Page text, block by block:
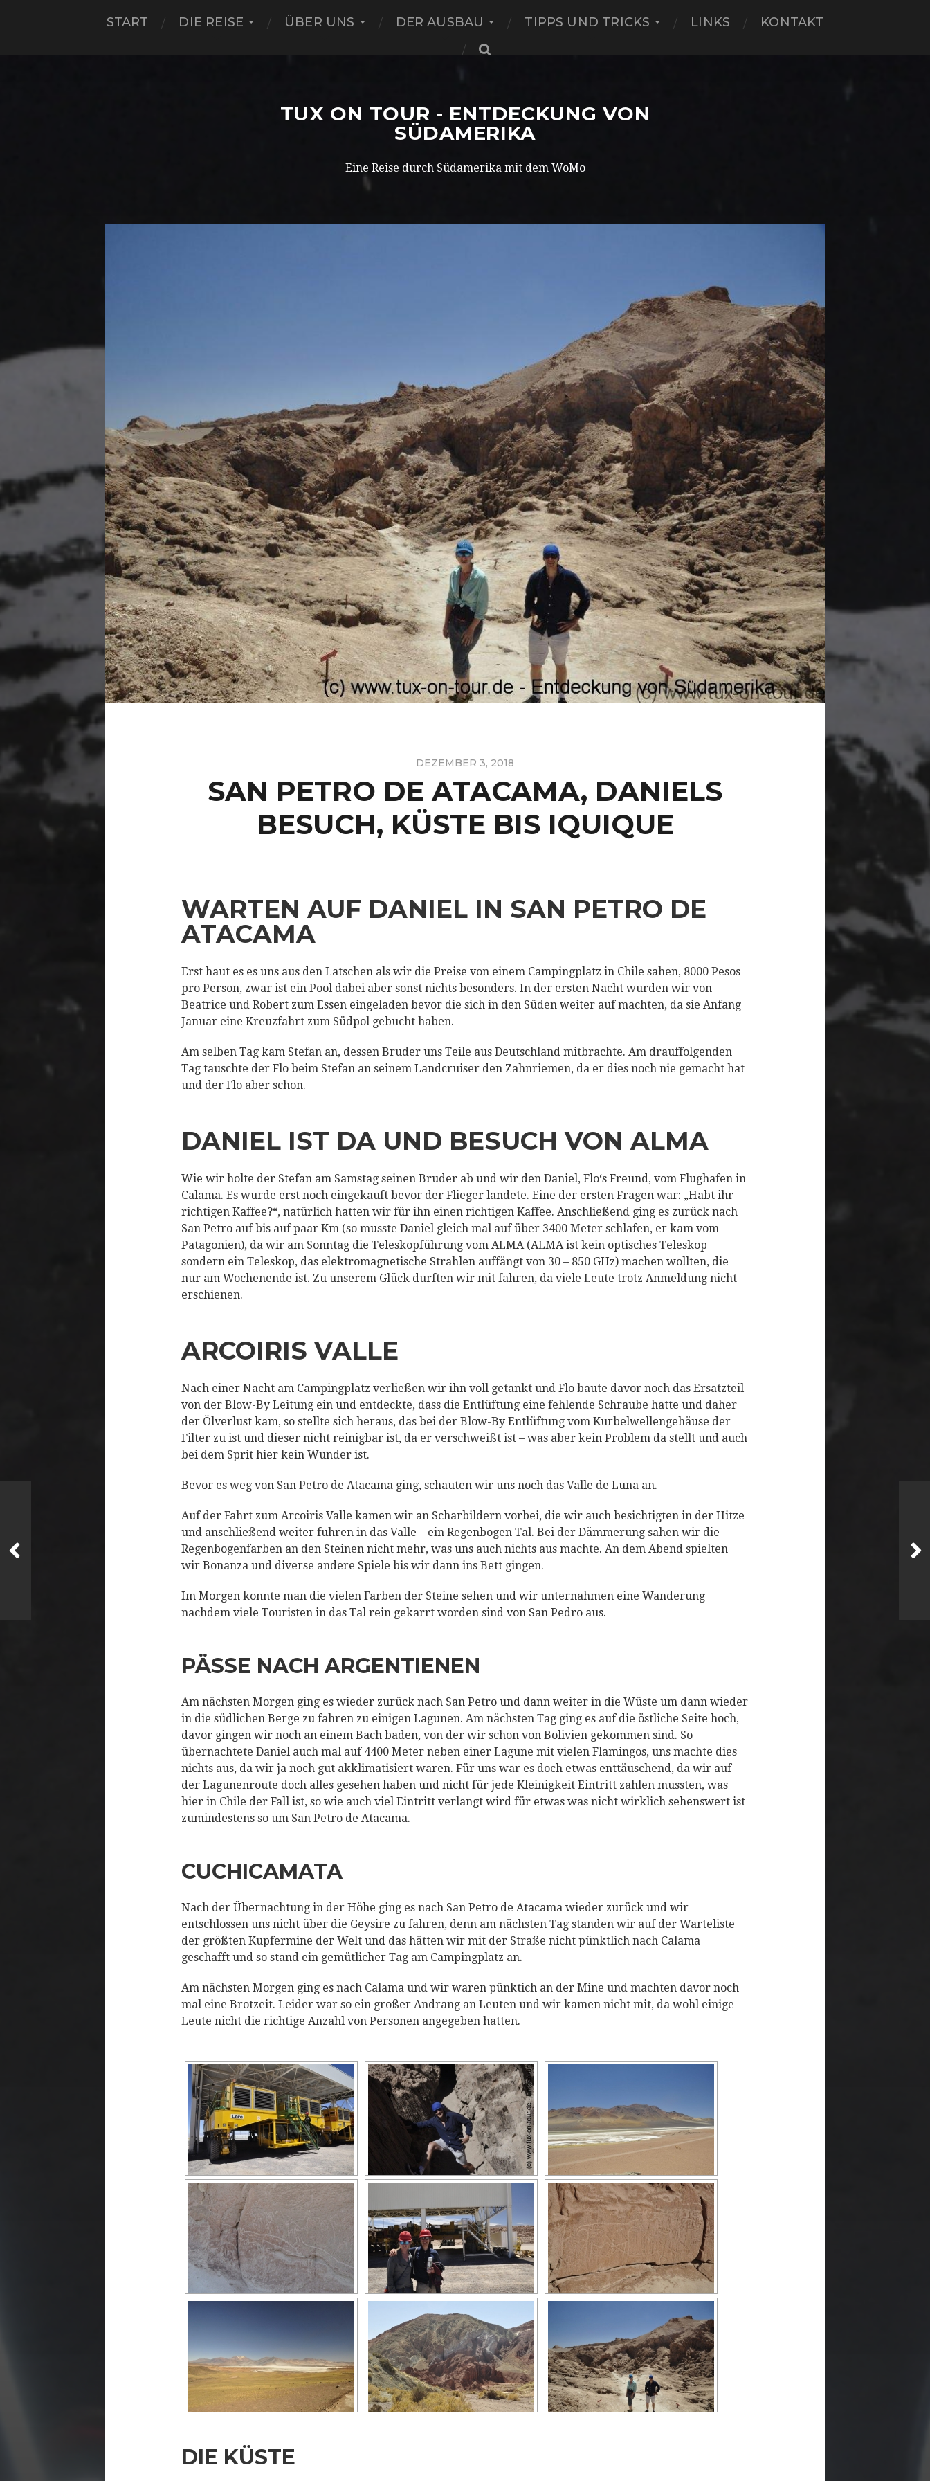
START DIE REISE ÜBER UNS DER AUSBAU TIPPS UND TRICKS LINKS KONTAKT
TUX ON TOUR - ENTDECKUNG VON
SÜDAMERIKA
Eine Reise durch Südamerika mit dem WoMo
DEZEMBER 3, 2018
SAN PETRO DE ATACAMA, DANIELS
BESUCH, KÜSTE BIS IQUIQUE
WARTEN AUF DANIEL IN SAN PETRO DE
ATACAMA
Erst haut es es uns aus den Latschen als wir die Preise von einem Campingplatz in Chile sahen, 8000 Pesos
pro Person, zwar ist ein Pool dabei aber sonst nichts besonders. In der ersten Nacht wurden wir von
Beatrice und Robert zum Essen eingeladen bevor die sich in den Süden weiter auf machten, da sie Anfang
Januar eine Kreuzfahrt zum Südpol gebucht haben.
Am selben Tag kam Stefan an, dessen Bruder uns Teile aus Deutschland mitbrachte. Am drauffolgenden
Tag tauschte der Flo beim Stefan an seinem Landcruiser den Zahnriemen, da er dies noch nie gemacht hat
und der Flo aber schon.
DANIEL IST DA UND BESUCH VON ALMA
Wie wir holte der Stefan am Samstag seinen Bruder ab und wir den Daniel, Flo‘s Freund, vom Flughafen in
Calama. Es wurde erst noch eingekauft bevor der Flieger landete. Eine der ersten Fragen war: „Habt ihr
richtigen Kaffee?“, natürlich hatten wir für ihn einen richtigen Kaffee. Anschließend ging es zurück nach
San Petro auf bis auf paar Km (so musste Daniel gleich mal auf über 3400 Meter schlafen, er kam vom
Patagonien), da wir am Sonntag die Teleskopführung vom ALMA (ALMA ist kein optisches Teleskop
sondern ein Teleskop, das elektromagnetische Strahlen auffängt von 30 – 850 GHz) machen wollten, die
nur am Wochenende ist. Zu unserem Glück durften wir mit fahren, da viele Leute trotz Anmeldung nicht
erschienen.
ARCOIRIS VALLE
Nach einer Nacht am Campingplatz verließen wir ihn voll getankt und Flo baute davor noch das Ersatzteil
von der Blow-By Leitung ein und entdeckte, dass die Entlüftung eine fehlende Schraube hatte und daher
der Ölverlust kam, so stellte sich heraus, das bei der Blow-By Entlüftung vom Kurbelwellengehäuse der
Filter zu ist und dieser nicht reinigbar ist, da er verschweißt ist – was aber kein Problem da stellt und auch
bei dem Sprit hier kein Wunder ist.
Bevor es weg von San Petro de Atacama ging, schauten wir uns noch das Valle de Luna an.
Auf der Fahrt zum Arcoiris Valle kamen wir an Scharbildern vorbei, die wir auch besichtigten in der Hitze
und anschließend weiter fuhren in das Valle – ein Regenbogen Tal. Bei der Dämmerung sahen wir die
Regenbogenfarben an den Steinen nicht mehr, was uns auch nichts aus machte. An dem Abend spielten
wir Bonanza und diverse andere Spiele bis wir dann ins Bett gingen.
Im Morgen konnte man die vielen Farben der Steine sehen und wir unternahmen eine Wanderung
nachdem viele Touristen in das Tal rein gekarrt worden sind von San Pedro aus.
PÄSSE NACH ARGENTIENEN
Am nächsten Morgen ging es wieder zurück nach San Petro und dann weiter in die Wüste um dann wieder
in die südlichen Berge zu fahren zu einigen Lagunen. Am nächsten Tag ging es auf die östliche Seite hoch,
davor gingen wir noch an einem Bach baden, von der wir schon von Bolivien gekommen sind. So
übernachtete Daniel auch mal auf 4400 Meter neben einer Lagune mit vielen Flamingos, uns machte dies
nichts aus, da wir ja noch gut akklimatisiert waren. Für uns war es doch etwas enttäuschend, da wir auf
der Lagunenroute doch alles gesehen haben und nicht für jede Kleinigkeit Eintritt zahlen mussten, was
hier in Chile der Fall ist, so wie auch viel Eintritt verlangt wird für etwas was nicht wirklich sehenswert ist
zumindestens so um San Petro de Atacama.
CUCHICAMATA
Nach der Übernachtung in der Höhe ging es nach San Petro de Atacama wieder zurück und wir
entschlossen uns nicht über die Geysire zu fahren, denn am nächsten Tag standen wir auf der Warteliste
der größten Kupfermine der Welt und das hätten wir mit der Straße nicht pünktlich nach Calama
geschafft und so stand ein gemütlicher Tag am Campingplatz an.
Am nächsten Morgen ging es nach Calama und wir waren pünktich an der Mine und machten davor noch
mal eine Brotzeit. Leider war so ein großer Andrang an Leuten und wir kamen nicht mit, da wohl einige
Leute nicht die richtige Anzahl von Personen angegeben hatten.
DIE KÜSTE